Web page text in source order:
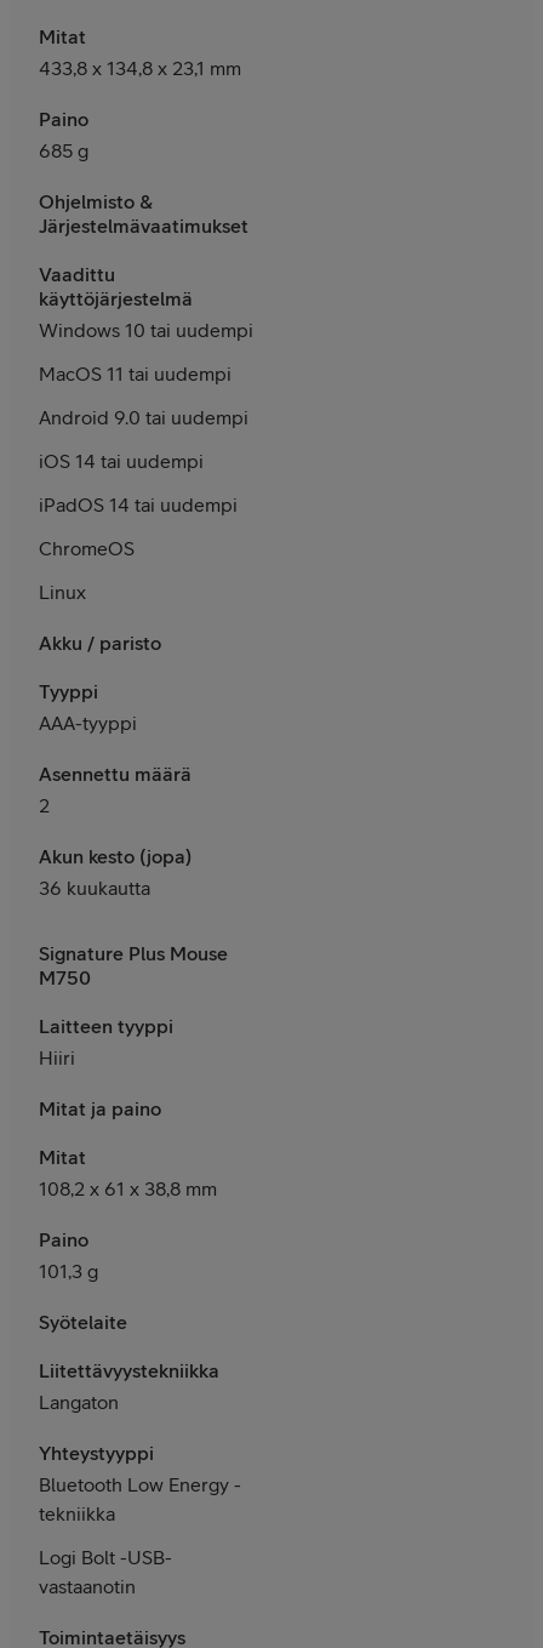
Mitat
433,8 x 134,8 x 23,1 mm
Paino
685 g
Ohjelmisto &
Järjestelmävaatimukset
Vaadittu
käyttöjärjestelmä
Windows 10 tai uudempi
MacOS 11 tai uudempi
Android 9.0 tai uudempi
iOS 14 tai uudempi
iPadOS 14 tai uudempi
ChromeOS
Linux
Akku / paristo
Tyyppi
AAA-tyyppi
Asennettu määrä
2
Akun kesto (jopa)
36 kuukautta
Signature Plus Mouse
M750
Laitteen tyyppi
Hiiri
Mitat ja paino
Mitat
108,2 x 61 x 38,8 mm
Paino
101,3 g
Syötelaite
Liitettävyystekniikka
Langaton
Yhteystyyppi
Bluetooth Low Energy -
tekniikka
Logi Bolt -USB-
vastaanotin
Toimintaetäisyys